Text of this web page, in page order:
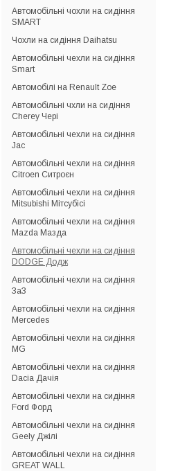
Автомобільні чохли на сидіння
SMART
Чохли на сидіння Daihatsu
Автомобільні чехли на сидіння
Smart
Автомобілі на Renault Zoe
Автомобільні чхли на сидіння
Cherey Чері
Автомобільні чехли на сидіння
Jac
Автомобільні чехли на сидіння
Citroen Ситроєн
Автомобільні чехли на сидіння
Mitsubishi Мітсубісі
Автомобільні чехли на сидіння
Mazda Мазда
Автомобільні чехли на сидіння
DODGE Додж
Автомобільні чехли на сидіння
ЗаЗ
Автомобільні чехли на сидіння
Mercedes
Автомобільні чехли на сидіння
MG
Автомобільні чехли на сидіння
Dacia Дачія
Автомобільні чехли на сидіння
Ford Форд
Автомобільні чехли на сидіння
Geely Джілі
Автомобільні чехли на сидіння
GREAT WALL